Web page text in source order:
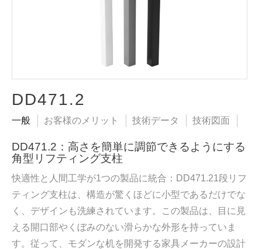
DD471.2
一般 お客様のメリット 技術データ 技術図面
DD471.2：高さを簡単に調節できるようにする
角型リフティング支柱
快適性と人間工学が1つの製品に統合：DD471.21段リフ
ティング支柱は、構造が驚くほどに小型であるだけでな
く、デザインも洗練されています。この製品は、目に見
える開口部やくぼみのない滑らかな外形を持っていま
す。従って、モダンな机を開発する家具メーカーの設計